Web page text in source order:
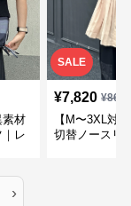
素材
｜レ
SALE
¥7,820 ¥
【M〜3XL対
切替ノースリ
›